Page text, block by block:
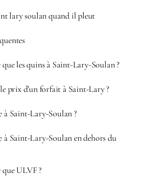
lary soulan quand il pleut
que les quins à Saint-Lary-Soulan ?
prix d’un forfait à Saint-Lary ?
à Saint-Lary-Soulan ?
à Saint-Lary-Soulan en dehors du
que ULVF ?